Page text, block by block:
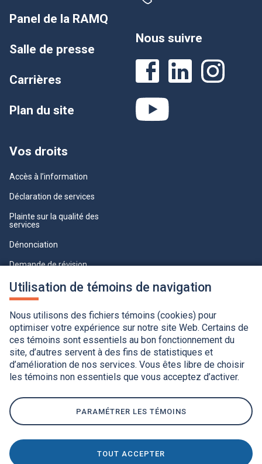
Utilisation de témoins de navigation
Nous utilisons des fichiers témoins (cookies) pour
optimiser votre expérience sur notre site Web. Certains de
ces témoins sont essentiels au bon fonctionnement du
site, d’autres servent à des fins de statistiques et
d’amélioration de nos services. Vous êtes libre de choisir
les témoins non essentiels que vous acceptez d’activer.
PARAMÉTRER LES TÉMOINS
TOUT ACCEPTER
Panel de la RAMQ
Salle de presse
Carrières
Plan du site
Vos droits
Accès à l’information
Déclaration de services
Plainte sur la qualité des
services
Dénonciation
Demande de révision
Lois et règlements
Nous suivre
Accessibilité
Application de la Charte de la langue française
Politique de confidentialité
Québec.ca
Ce
une
© Gouvernement du Québec, 2020